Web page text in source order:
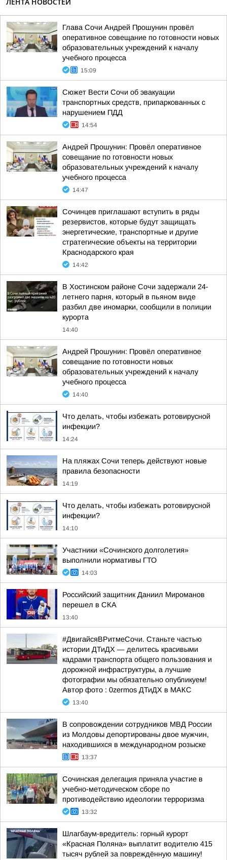
Глава Сочи Андрей Прошунин провёл
оперативное совещание по готовности новых
образовательных учреждений к началу
учебного процесса
15:09
Сюжет Вести Сочи об эвакуации
транспортных средств, припаркованных с
нарушением ПДД
14:54
Андрей Прошунин: Провёл оперативное
совещание по готовности новых
образовательных учреждений к началу
учебного процесса
14:47
Сочинцев приглашают вступить в ряды
резервистов, которые будут защищать
энергетические, транспортные и другие
стратегические объекты на территории
Краснодарского края
14:42
В Хостинском районе Сочи задержали 24-
летнего парня, который в пьяном виде
разбил две иномарки, сообщили в полиции
курорта
14:40
Андрей Прошунин: Провёл оперативное
совещание по готовности новых
образовательных учреждений к началу
учебного процесса
14:40
Что делать, чтобы избежать ротовирусной
инфекции?
14:24
На пляжах Сочи теперь действуют новые
правила безопасности
14:19
Что делать, чтобы избежать ротовирусной
инфекции?
14:10
Участники «Сочинского долголетия»
выполнили нормативы ГТО
14:03
Российский защитник Даниил Мироманов
перешел в СКА
13:40
#ДвигайсяВРитмеСочи. Станьте частью
истории ДТиДХ — делитесь красивыми
кадрами транспорта общего пользования и
дорожной инфраструктуры, а лучшие
фотографии мы обязательно опубликуем!
Автор фото : 0zermos ДТиДХ в МАКС
13:40
В сопровождении сотрудников МВД России
из Молдовы депортированы двое мужчин,
находившихся в международном розыске
13:37
Сочинская делегация приняла участие в
учебно-методическом сборе по
противодействию идеологии терроризма
13:32
Шлагбаум-вредитель: горный курорт
«Красная Поляна» выплатит водителю 415
тысяч рублей за повреждённую машину!